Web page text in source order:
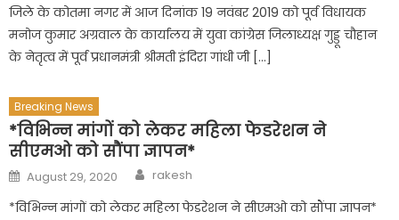
जिले के कोतमा नगर में आज दिनांक 19 नवंबर 2019 को पूर्व विधायक
मनोज कुमार अग्रवाल के कार्यालय में युवा कांग्रेस जिलाध्यक्ष गुड्डू चौहान
के नेतृत्व में पूर्व प्रधानमंत्री श्रीमती इंदिरा गांधी जी […]
Breaking News
*विभिन्न मांगों को लेकर महिला फेडरेशन ने
सीएमओ को सौंपा ज्ञापन*
Posted
on
August 29, 2020 Author
rakesh
*विभिन्न मांगों को लेकर महिला फेडरेशन ने सीएमओ को सौंपा ज्ञापन*